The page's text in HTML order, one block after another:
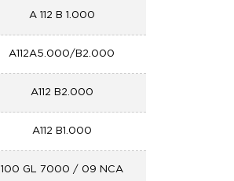
A 112 B 1.000
A112A5.000/B2.000
A112 B2.000
A112 B1.000
100 GL 7000 / 09 NCA